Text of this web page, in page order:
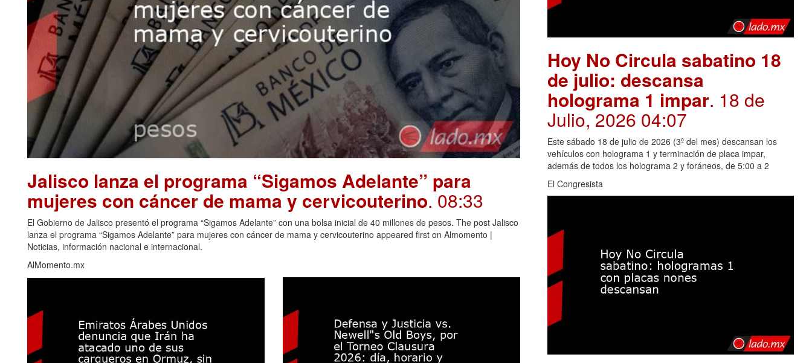
Jalisco lanza el programa “Sigamos Adelante” para
mujeres con cáncer de mama y cervicouterino. 08:33
El Gobierno de Jalisco presentó el programa “Sigamos Adelante” con una bolsa inicial de 40 millones de pesos. The post Jalisco
lanza el programa “Sigamos Adelante” para mujeres con cáncer de mama y cervicouterino appeared first on Almomento |
Noticias, información nacional e internacional.
AlMomento.mx
Hoy No Circula sabatino 18
de julio: descansa
holograma 1 impar. 18 de
Julio, 2026 04:07
Este sábado 18 de julio de 2026 (3º del mes) descansan los
vehículos con holograma 1 y terminación de placa impar,
además de todos los holograma 2 y foráneos, de 5:00 a 2
El Congresista